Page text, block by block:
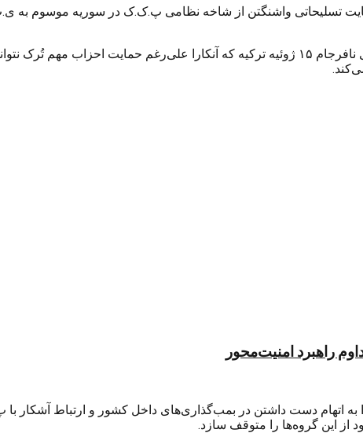
تسلیحاتی واشنگتن از شاخه نظامی پ.ک.ک در سوریه موسوم به
بعد از آشکار شدن دستِ پشت پرده آمریکا در کودتای نافرجام ۱۵ ژوئیه ترکیه که
راهبرد امنیت‌محور
دست داشتن در بمب‌گذاری‌های داخل کشور و ارتباط آشکار با
از این گروه‌ها را متوقف سازد.